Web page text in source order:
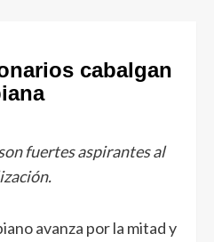
cabalgan
fuertes aspirantes al
avanza por la mitad y